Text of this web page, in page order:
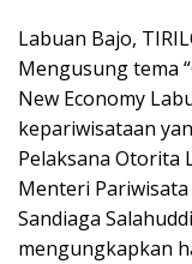
Labuan Bajo,
Mengusung tema
New Economy
kepariwisataan
Pelaksana Otorita
Menteri
Sandiaga
mengungkapkan